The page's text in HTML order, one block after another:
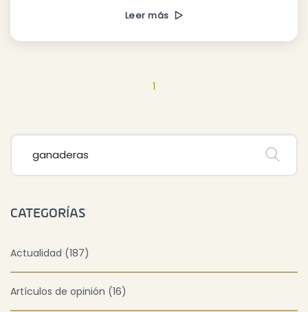
Leer más
1
CATEGORÍAS
Actualidad (187)
Artículos de opinión (16)